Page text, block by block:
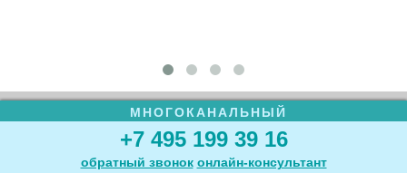
МНОГОКАНАЛЬНЫЙ
+7 495 199 39 16
обратный звонок онлайн‑консультант